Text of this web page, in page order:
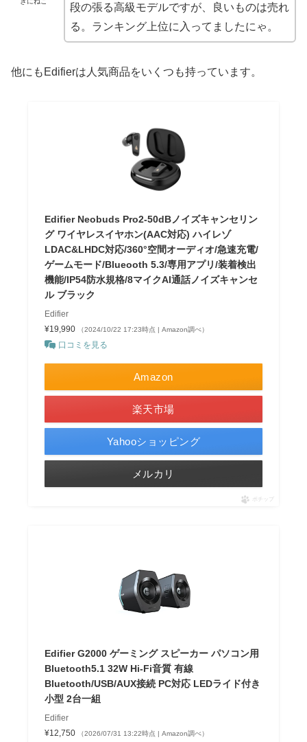
段の張る高級モデルですが、良いものは売れ
る。ランキング上位に入ってましたにゃ。
他にもEdifierは人気商品をいくつも持っています。
Edifier Neobuds Pro2-50dBノイズキャンセリン
グ ワイヤレスイヤホン(AAC対応) ハイレゾ
LDAC&LHDC対応/360°空間オーディオ/急速充電/
ゲームモード/Blueooth 5.3/専用アプリ/装着検出
機能/IP54防水規格/8マイクAI通話ノイズキャンセ
ル ブラック
Edifier
¥19,990
（2024/10/22 17:23時点 | Amazon調べ）
口コミを見る
Amazon
楽天市場
Yahooショッピング
メルカリ
ポチップ
Edifier G2000 ゲーミング スピーカー パソコン用
Bluetooth5.1 32W Hi-Fi音質 有線
Bluetooth/USB/AUX接続 PC対応 LEDライド付き
小型 2台一組
Edifier
¥12,750
（2026/07/31 13:22時点 | Amazon調べ）